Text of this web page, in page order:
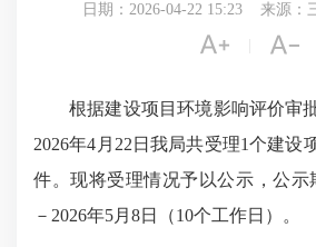
日期：2026-04-22 15:23 来源：
 
根据建设项目环境影响评价审
2026年4月22日我局共受理1个建设
件。现将受理情况予以公示，公示
－2026年5月8日（10个工作日）。